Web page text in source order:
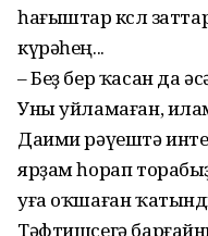
һағыштар көслө
күрәһең...
– Беҙ бер ҡасан да
Уны уйламаған,
Даими рәүештә
ярҙам һорап
уға оҡшаған
Тәфтишсегә